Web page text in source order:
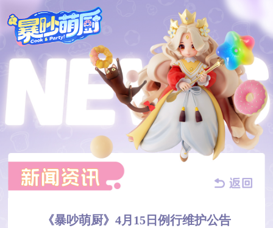
《暴吵萌厨》4月15日例行维护公告